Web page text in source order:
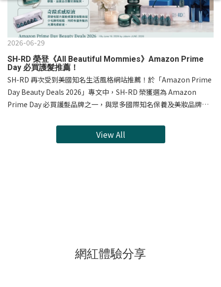
2026-06-29
SH-RD 榮登《All Beautiful Mommies》Amazon Prime
Day 必買護髮推薦！
SH-RD 再次受到美國知名生活風格網站推薦！於「Amazon Prime
Day Beauty Deals 2026」專文中，SH-RD 榮獲選為 Amazon
Prime Day 必買護髮品牌之一，與眾多國際知名保養及美妝品牌共
薦兩款明星商品：✨ SH-RD 蛋白質護髮霜 Protein Cream「內含容
易吸收的小分子蛋白，可深入修護受損髮絲，重建脆弱髮質，讓秀
View All
網紅體驗分享